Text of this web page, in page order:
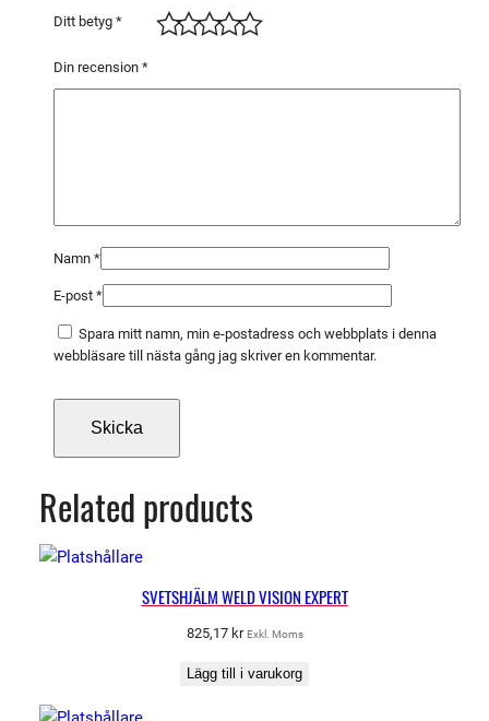
Ditt betyg *
Din recension *
Namn *
E-post *
Spara mitt namn, min e-postadress och webbplats i denna
webbläsare till nästa gång jag skriver en kommentar.
Related products
SVETSHJÄLM WELD VISION EXPERT
825,17 kr Exkl. Moms
Lägg till i varukorg